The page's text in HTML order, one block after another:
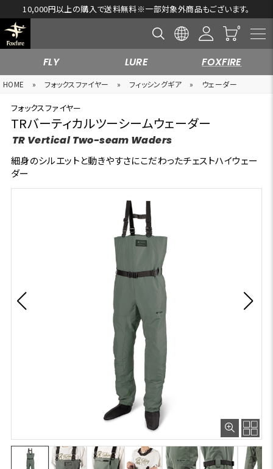
10,000円以上の購入で送料無料※一部対象外商品もございます。
FLY LURE FOXFIRE
HOME » フォックスファイヤー » フィッシングギア » ウェーダー
フォックスファイヤー
TRバーティカルツーシームウェーダー
TR Vertical Two-seam Waders
細身のシルエットと動きやすさにこだわったチェストハイウェー
ダー